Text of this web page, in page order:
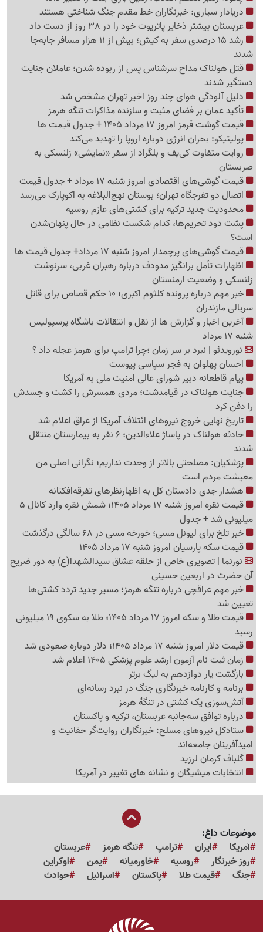
دریادار سیاری: خبرنگاران خط مقدم جنگ شناختی هستند
عربستان بیشتر ذخایر پاتریوت خود را در 38 روز از دست داد
رشد 15 درصدی سفر به کیش؛ بیش از 11 هزار مسافر جابه‌جا
شدند
قتل هولناک مداح سرشناس پس از ربوده شدن؛ عاملان جنایت
دستگیر شدند
دلیل آلودگی هوای چند روز اخیر تهران مشخص شد
تأکید عمان بر فضای مثبت و سازنده مذاکرات تنگه هرمز
قیمت گوشت قرمز امروز 17 مرداد 1405 + جدول قیمت ها
پولیتیکو: بحران انرژی دوباره اروپا را تهدید می‌کند
روایت متفاوت کی‌یف و بلگراد از سفر «نمایشی» زلنسکی به
صربستان
قیمت گوشی‌های اقتصادی امروز شنبه 17 مرداد + جدول قیمت
اتصال دو تفرجگاه تهران؛ بوستان نهج‌البلاغه به اکوپارک می‌رسد
محدودیت جدید ترکیه برای کشتی‌های عازم روسیه
پشت دود تحریم‌ها، کدام شکست نظامی در حال پنهان‌شدن
است؟
قیمت گوشی‌های پرچمدار امروز شنبه 17 مرداد+ جدول قیمت ها
اظهارات تأمل برانگیز مدودف درباره رهبران غربی، سرنوشت
زلنسکی و وضعیت ارمنستان
خبر مهم درباره پرونده کلثوم اکبری؛ 10 حکم قصاص برای قاتل
سریالی مازندران
آخرین اخبار و گزارش ها از نقل و انتقالات باشگاه پرسپولیس
شنبه 17 مرداد
نورویدئو | نبرد بر سر زمان ؛چرا ترامپ برای هرمز عجله داد ؟
احسان پهلوان به فجر سپاسی پیوست
پیام قاطعانه دبیر شورای عالی امنیت ملی به آمریکا
جنایت هولناک در قیامدشت؛ مردی همسرش را کشت و جسدش
را دفن کرد
تاریخ نهایی خروج نیروهای ائتلاف آمریکا از عراق اعلام شد
حادثه هولناک در پاساژ علاءالدین؛ 6 نفر به بیمارستان منتقل
شدند
پزشکیان: مصلحتی بالاتر از وحدت نداریم؛ نگرانی اصلی من
معیشت مردم است
هشدار جدی دادستان کل به اظهارنظرهای تفرقه‌افکنانه
قیمت نقره امروز شنبه 17 مرداد 1405؛ شمش نقره وارد کانال 5
میلیونی شد + جدول
خبر تلخ برای لیونل مسی؛ خورخه مسی در 68 سالگی درگذشت
قیمت سکه پارسیان امروز شنبه 17 مرداد 1405
نورنما | تصویری خاص از حلقه عشاق سیدالشهدا(ع) به دور ضریح
آن حضرت در اربعین حسینی
خبر مهم عراقچی درباره تنگه هرمز؛ مسیر جدید تردد کشتی‌ها
تعیین شد
قیمت طلا و سکه امروز 17 مرداد 1405؛ طلا به سکوی 19 میلیونی
رسید
قیمت دلار امروز شنبه 17 مرداد 1405؛ دلار دوباره صعودی شد
زمان ثبت نام آزمون ارشد علوم پزشکی 1405 اعلام شد
بازگشت یار دوازدهم به لیگ برتر
برنامه و کارنامه خبرنگاری جنگ در نبرد رسانه‌ای
آتش‌سوزی یک کشتی در تنگهٔ هرمز
درباره توافق سه‌جانبه عربستان، ترکیه و پاکستان
ستادکل نیروهای مسلح: خبرنگاران روایت‌گر حقانیت و
امیدآفرینان جامعه‌اند
گلباف کرمان لرزید
انتخابات میشیگان و نشانه های تغییر در آمریکا
موضوعات داغ:
آمریکا
ایران ترامپ تنگه هرمز
عربستان
روز خبرنگار
روسیه خاورمیانه یمن
اوکراین
جنگ
قیمت طلا پاکستان اسرائیل حوادث